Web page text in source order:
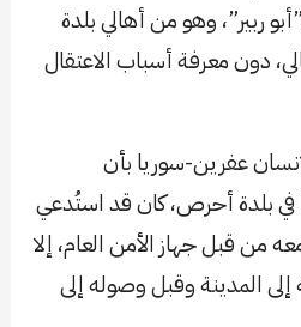
بـ”أبو ربير”، وهو من أهالي بلدة
دون معرفة أسباب الاعتقال
عفرين-سوريا بأن
في بلدة أحرص، كان قد استُدعي
من قبل جهاز الأمن العام، إلا
إلى المدينة وقبل وصوله إلى